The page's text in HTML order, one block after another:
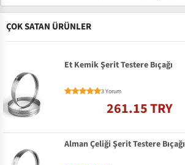
ÇOK SATAN ÜRÜNLER
Et Kemik Şerit Testere Bıçağı
3 Yorum
261.15 TRY
Alman Çeliği Şerit Testere Bıçağı